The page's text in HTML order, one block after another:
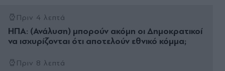
Πριν 4 λεπτά
ΗΠΑ: (Ανάλυση) μπορούν ακόμη οι Δημοκρατικοί
να ισχυρίζονται ότι αποτελούν εθνικό κόμμα;
Πριν 8 λεπτά